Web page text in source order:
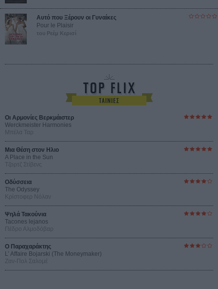
Αυτό που Ξέρουν οι Γυναίκες
Pour le Plaisir
του Ρεέμ Κερισί
Οι Αρμονίες Βερκμάιστερ
Werckmeister Harmonies
Μπέλα Ταρ
Μια Θέση στον Ηλιο
A Place in the Sun
Τζορτζ Στίβενς
Οδύσσεια
The Odyssey
Κρίστοφερ Νόλαν
Ψηλά Τακούνια
Tacones lejanos
Πέδρο Αλμοδόβαρ
Ο Παραχαράκτης
L’ Affaire Bojarski (The Moneymaker)
Ζαν-Πολ Σαλομέ